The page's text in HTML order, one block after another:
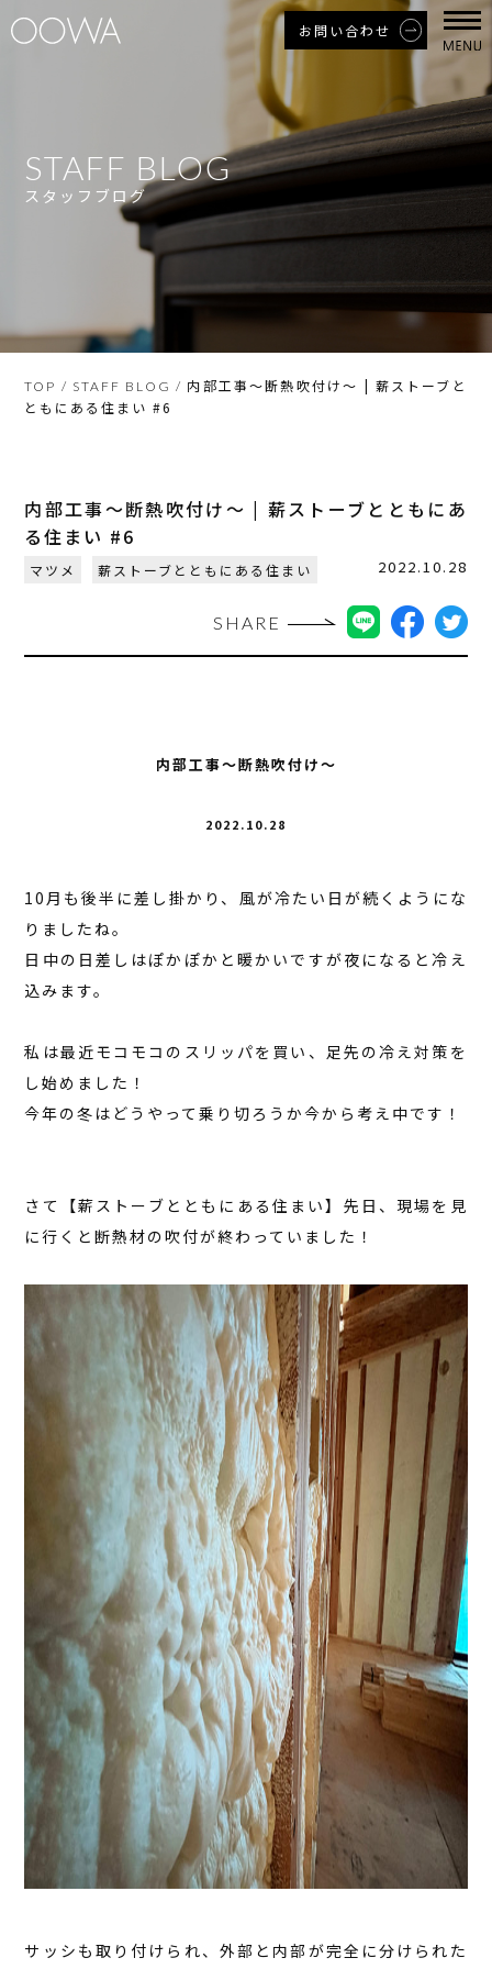
お問い合わせ
STAFF BLOG
スタッフブログ
TOP / STAFF BLOG / 内部工事～断熱吹付け～ | 薪ストーブと
ともにある住まい #6
内部工事～断熱吹付け～ | 薪ストーブとともにあ
る住まい #6
マツメ 薪ストーブとともにある住まい 2022.10.28
SHARE
内部工事～断熱吹付け～
2022.10.28
10月も後半に差し掛かり、風が冷たい日が続くようにな
りましたね。
日中の日差しはぽかぽかと暖かいですが夜になると冷え
込みます。
私は最近モコモコのスリッパを買い、足先の冷え対策を
し始めました！
今年の冬はどうやって乗り切ろうか今から考え中です！
さて【薪ストーブとともにある住まい】先日、現場を見
に行くと断熱材の吹付が終わっていました！
サッシも取り付けられ、外部と内部が完全に分けられた